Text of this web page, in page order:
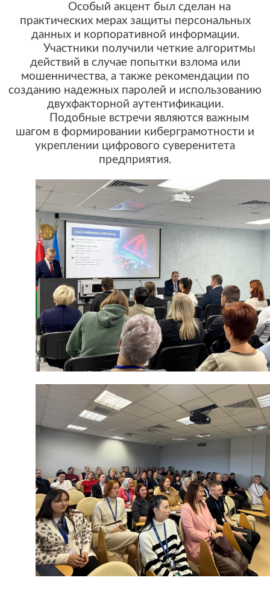
Особый акцент был сделан на
практических мерах защиты персональных
данных и корпоративной информации.
Участники получили четкие алгоритмы
действий в случае попытки взлома или
мошенничества, а также рекомендации по
созданию надежных паролей и использованию
двухфакторной аутентификации.
Подобные встречи являются важным
шагом в формировании киберграмотности и
укреплении цифрового суверенитета
предприятия.